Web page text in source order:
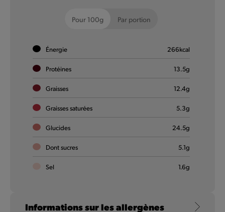
De Klassiekers
Pour 100g Par portion
Énergie 266kcal
Protéines 13.5g
Graisses 12.4g
Graisses saturées 5.3g
Glucides 24.5g
Dont sucres 5.1g
Sel 1.6g
Informations sur les allergènes